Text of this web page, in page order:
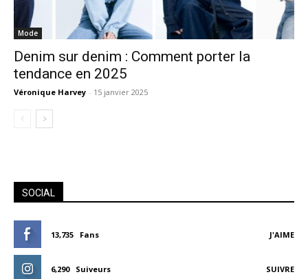
Mode
Denim sur denim : Comment porter la
tendance en 2025
Véronique Harvey - 15 janvier 2025
SOCIAL
13,735 Fans J'AIME
6,290 Suiveurs SUIVRE